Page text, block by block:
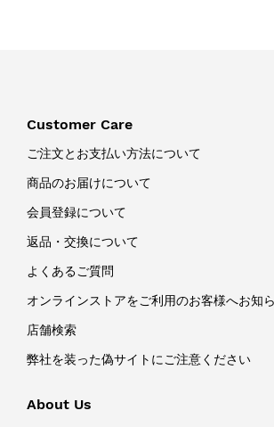
Customer Care
ご注文とお支払い方法について
商品のお届けについて
会員登録について
返品・交換について
よくあるご質問
オンラインストアをご利用のお客様へお知
店舗検索
弊社を装った偽サイトにご注意ください
About Us